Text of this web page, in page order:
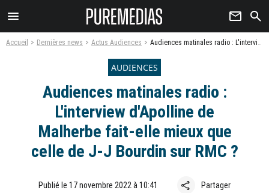
menu newsletter search
Accueil Dernières news Actus Audiences Audiences matinales radio : L'interview d'Apolline de Malherbe fait-elle mieux que celle de J-J Bourdin sur RMC ?
AUDIENCES
Audiences matinales radio :
L'interview d'Apolline de
Malherbe fait-elle mieux que
celle de J-J Bourdin sur RMC ?
Publié le 17 novembre 2022 à 10:41 share Partager